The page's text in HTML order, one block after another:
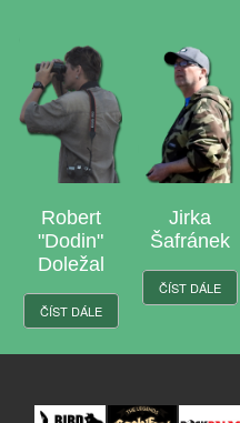
Jirka
Šafránek
Honza
Haber
ČÍST DÁLE